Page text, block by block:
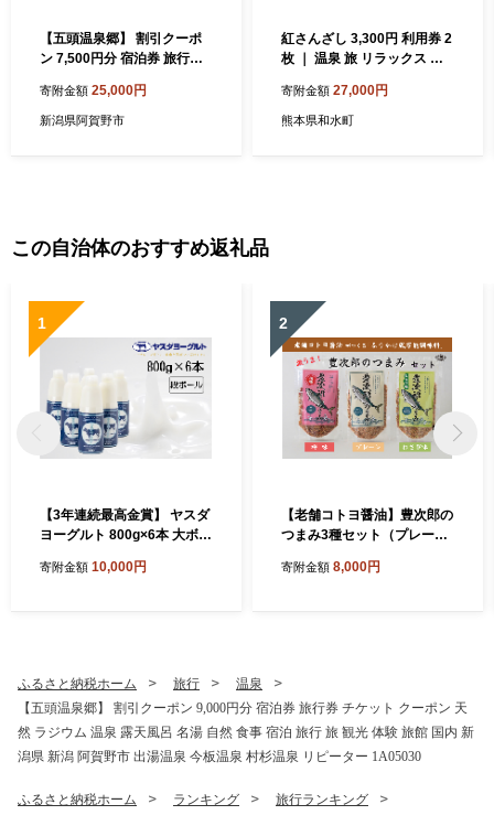
【五頭温泉郷】 割引クーポ
ン 7,500円分 宿泊券 旅行券
ウム 温泉 露天風呂 名湯 自然
食事 宿泊 旅行 旅 観光 体験
寄附金額 25,000円
新潟県阿賀野市
紅さんざし 3,300円 利用券 2
枚 ｜ 温泉 旅 リラックス 貸
ロ お風呂 貸切湯 栗山温泉 ぬ
るぬる すべすべの美人湯 湯
寄附金額 27,000円
熊本県和水町
この自治体のおすすめ返礼品
1
【3年連続最高金賞】 ヤスダ
ヨーグルト 800g×6本 大ボト
ツ 無添加 搾りたて こだわり
寄附金額 10,000円
2
【老舗コトヨ醤油】豊次郎の
つまみ3種セット（プレーン
能調味料 ふりかけ アーモン
寄附金額 8,000円
ふるさと納税ホーム 旅行
温泉
【五頭温泉郷】 割引クーポン 9,000円分 宿泊券 旅行券 チケット クーポン 天
然 ラジウム 温泉 露天風呂 名湯 自然 食事 宿泊 旅行 旅 観光 体験 旅館 国内 新
潟県 新潟 阿賀野市 出湯温泉 今板温泉 村杉温泉 リピーター 1A05030
ふるさと納税ホーム ランキング 旅行ランキング